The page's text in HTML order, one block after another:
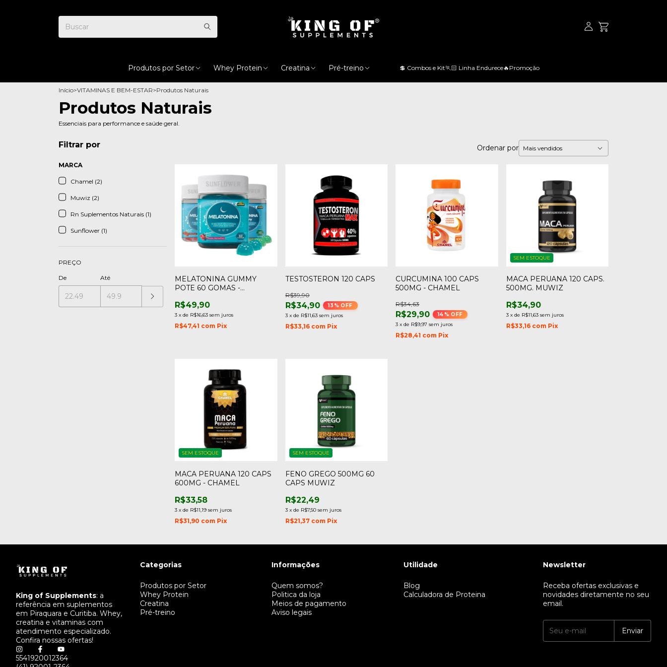
Produtos por Setor Whey Protein Creatina Pré-treino 💲 Combos e Kit🏃🏻 Linha Endurece🔥Promoção
Início>VITAMINAS E BEM-ESTAR>Produtos Naturais
Produtos Naturais
Essenciais para performance e saúde geral.
Filtrar por
MARCA
Chamel (2)
Muwiz (2)
Rn Suplementos Naturais (1)
Sunflower (1)
PREÇO
De Até
Ordenar por
MELATONINA GUMMY
POTE 60 GOMAS -
R$49,90
3 xde R$16,63 sem juros
R$47,41 com Pix
TESTOSTERON 120 CAPS
R$34,90
R$39,90
13 % OFF
3 x de R$11,63 sem juros
R$33,16 com Pix
CURCUMINA 100 CAPS
500MG - CHAMEL
R$29,90
R$34,63
14 % OFF
3 xde R$9,97 sem juros
R$28,41 com Pix
SEM ESTOQUE
MACA PERUANA 120 CAPS.
500MG. MUWIZ
R$34,90
3 x de R$11,63 sem juros
R$33,16 com Pix
SEM ESTOQUE
MACA PERUANA 120 CAPS
600MG - CHAMEL
R$33,58
3 xde R$11,19 sem juros
R$31,90 com Pix
SEM ESTOQUE
FENO GREGO 500MG 60
CAPS MUWIZ
R$22,49
3 x de R$7,50 sem juros
R$21,37 com Pix
King of Supplements: a
referência em suplementos
em Piraquara e Curitiba. Whey,
creatina e vitaminas com
atendimento especializado.
Confira nossas ofertas!
5541920012364
Categorias
Produtos por Setor
Whey Protein
Creatina
Pré-treino
Informações
Quem somos?
Politica da loja
Meios de pagamento
Aviso legais
Utilidade
Blog
Calculadora de Proteina
Newsletter
Receba ofertas exclusivas e
novidades diretamente no seu
email.